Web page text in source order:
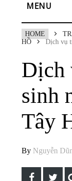
MENU
HOME
HỒ
Dịch vụ
Dịch
sinh
Tây
By Nguyễn